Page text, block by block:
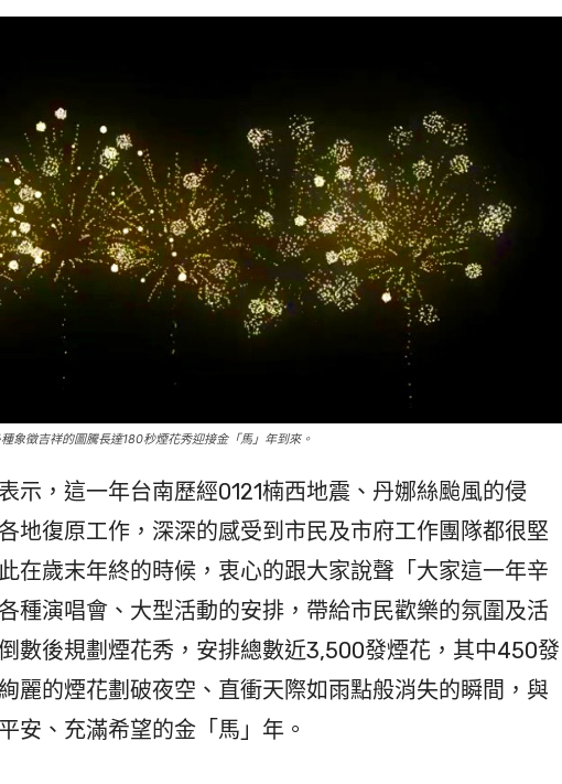
象徵吉祥的圖騰長達180秒煙花秀迎接金「馬」年到來。
示，這一年台南歷經0121楠西地震、丹娜絲颱風的侵
地復原工作，深深的感受到市民及市府工作團隊都很堅
在歲末年終的時候，衷心的跟大家說聲「大家這一年辛
種演唱會、大型活動的安排，帶給市民歡樂的氛圍及活
數後規劃煙花秀，安排總數近3,500發煙花，其中450發
麗的煙花劃破夜空、直衝天際如雨點般消失的瞬間，與
安、充滿希望的金「馬」年。